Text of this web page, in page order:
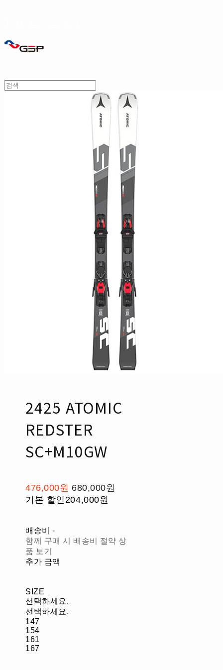
2425 ATOMIC
REDSTER
SC+M10GW
476,000원 680,000원
기본 할인204,000원
배송비-
함께 구매 시 배송비 절약 상
품 보기
추가 금액
SIZE
선택하세요.
선택하세요.
147
154
161
167